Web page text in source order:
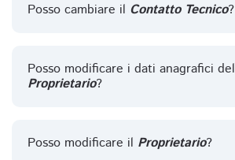
Posso cambiare il Contatto Tecnico?
Posso modificare i dati anagrafici del
Proprietario?
Posso modificare il Proprietario?